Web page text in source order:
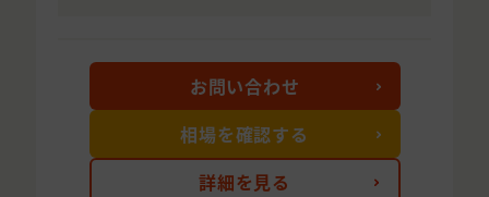
詳細を見る
お問い合わせ
相場を確認する